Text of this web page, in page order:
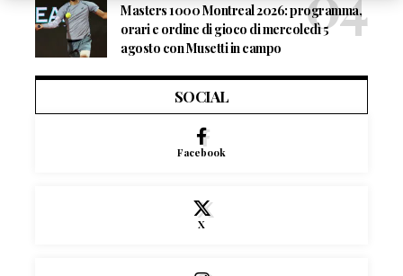
Masters 1000 Montreal 2026: programma,
orari e ordine di gioco di mercoledì 5
agosto con Musetti in campo
SOCIAL
Facebook
X